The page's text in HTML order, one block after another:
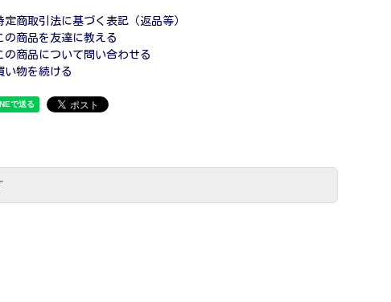
定商取引法に基づく表記（返品等）
の商品を友達に教える
の商品について問い合わせる
い物を続ける